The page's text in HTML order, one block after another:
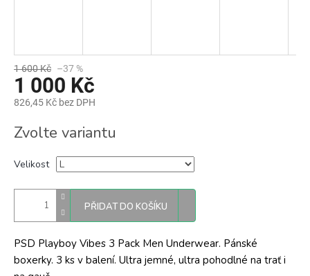
1 600 Kč –37 %
1 000 Kč
826,45 Kč bez DPH
cena:
Zvolte variantu
Velikost
PŘIDAT DO KOŠÍKU
PSD Playboy Vibes 3 Pack Men Underwear. Pánské
boxerky. 3 ks v balení. Ultra jemné, ultra pohodlné na trať i